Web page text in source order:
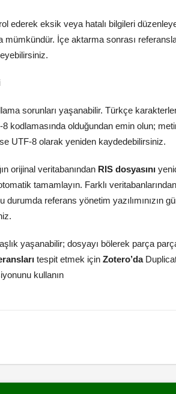
ederek eksik veya hatalı bilgileri
mümkündür. İçe aktarma sonrası
sorunları yaşanabilir. Türkçe
8 kodlamasında olduğundan emin olun;
UTF-8 olarak yeniden kaydedebilirsiniz.
orijinal veritabanından RIS dosyasını
tamamlayın. Farklı
durumda referans yönetim yazılımınızın
yaşanabilir; dosyayı bölerek parça
tespit etmek için Zotero’da
kullanın